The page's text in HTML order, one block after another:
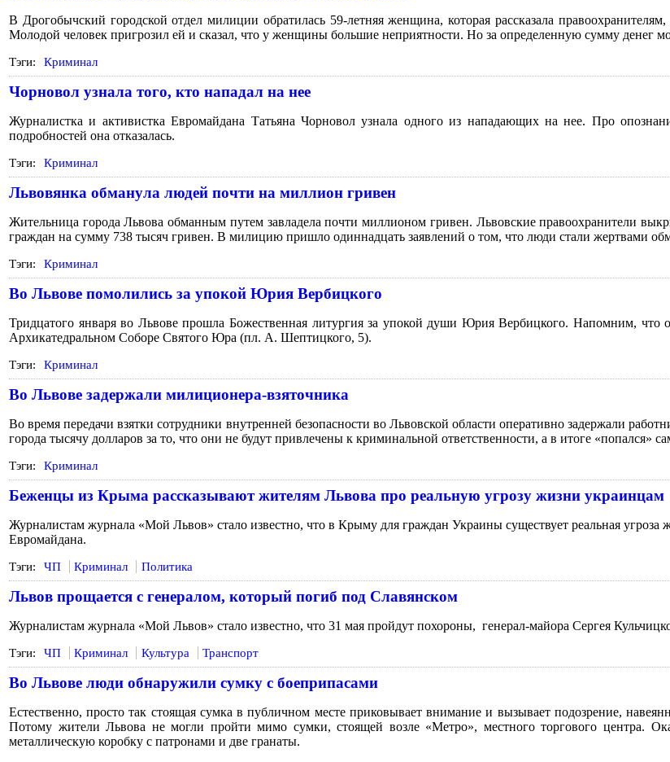
В Дрогобычский городской отдел милиции обратилась 59-летняя женщина, которая рассказала
Молодой человек пригрозил ей и сказал, что у женщины большие неприятности. Но за определенную сумму денег
Тэги: Криминал
Чорновол узнала того, кто нападал на нее
Журналистка и активистка Евромайдана Татьяна Чорновол узнала одного из нападающих на нее. Про
подробностей она отказалась.
Тэги: Криминал
Львовянка обманула людей почти на миллион гривен
Жительница города Львова обманным путем завладела почти миллионом гривен. Львовские правоохранители
граждан на сумму 738 тысяч гривен. В милицию пришло одиннадцать заявлений о том, что люди стали жертвами
Тэги: Криминал
Во Львове помолились за упокой Юрия Вербицкого
Тридцатого января во Львове прошла Божественная литургия за упокой души Юрия Вербицкого. Напомним, что
Архикатедральном Соборе Святого Юра (пл. А. Шептицкого, 5).
Тэги: Криминал
Во Львове задержали милиционера-взяточника
Во время передачи взятки сотрудники внутренней безопасности во Львовской области оперативно задержали
города тысячу долларов за то, что они не будут привлечены к криминальной ответственности, а в итоге «попался»
Тэги: Криминал
Беженцы из Крыма рассказывают жителям Львова про реальную угрозу жизни украинцам
Журналистам журнала «Мой Львов» стало известно, что в Крыму для граждан Украины существует реальная
Евромайдана.
Тэги: ЧП Криминал Политика
Львов прощается с генералом, который погиб под Славянском
Журналистам журнала «Мой Львов» стало известно, что 31 мая пройдут похороны, генерал-майора Сергея
Тэги: ЧП Криминал Культура Транспорт
Во Львове люди обнаружили сумку с боеприпасами
Естественно, просто так стоящая сумка в публичном месте приковывает внимание и вызывает подозрение,
Потому жители Львова не могли пройти мимо сумки, стоящей возле «Метро», местного торгового центра.
металлическую коробку с патронами и две гранаты.